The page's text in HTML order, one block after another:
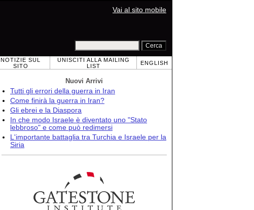
Vai al sito mobile
NOTIZIE SUL
SITO
UNISCITI ALLA MAILING
LIST
ENGLISH
Nuovi Arrivi
Tutti gli errori della guerra in Iran
Come finirà la guerra in Iran?
Gli ebrei e la Diaspora
In che modo Israele è diventato uno "Stato
lebbroso" e come può redimersi
L'importante battaglia tra Turchia e Israele per la
Siria